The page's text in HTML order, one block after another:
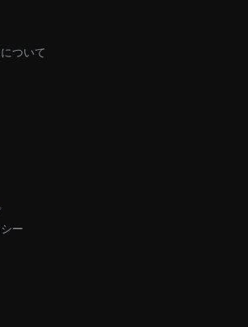
ついて
ー